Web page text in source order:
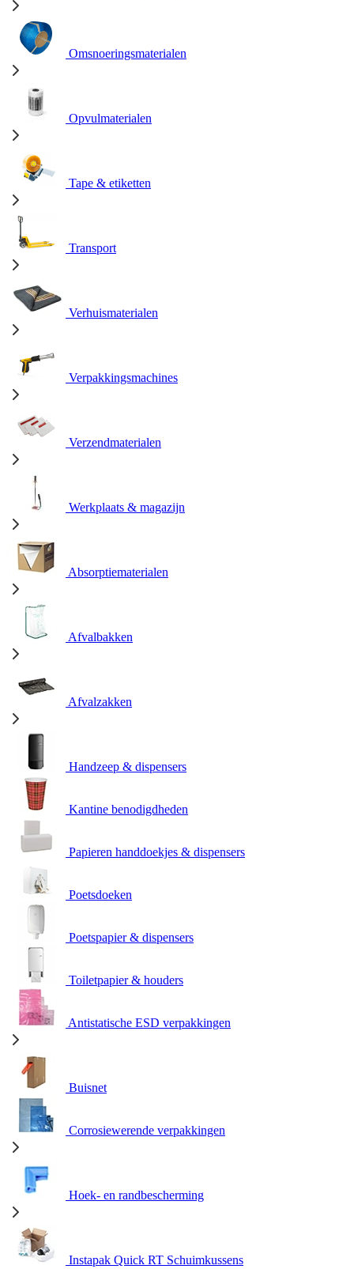
Omsnoeringsmaterialen
Opvulmaterialen
Tape & etiketten
Transport
Verhuismaterialen
Verpakkingsmachines
Verzendmaterialen
Werkplaats & magazijn
Absorptiematerialen
Afvalbakken
Afvalzakken
Handzeep & dispensers
Kantine benodigdheden
Papieren handdoekjes & dispensers
Poetsdoeken
Poetspapier & dispensers
Toiletpapier & houders
Antistatische ESD verpakkingen
Buisnet
Corrosiewerende verpakkingen
Hoek- en randbescherming
Instapak Quick RT Schuimkussens